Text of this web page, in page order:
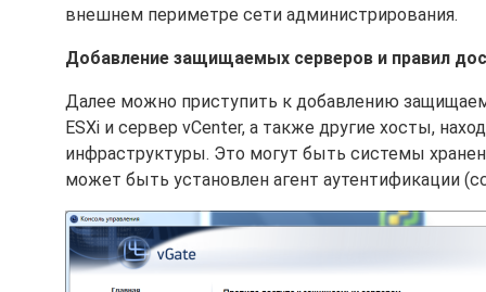
внешнем периметре сети администрирования.
Добавление защищаемых серверов и правил
Далее можно приступить к добавлению
ESXi и сервер vCenter, а также другие хосты,
инфраструктуры. Это могут быть системы
может быть установлен агент аутентификации